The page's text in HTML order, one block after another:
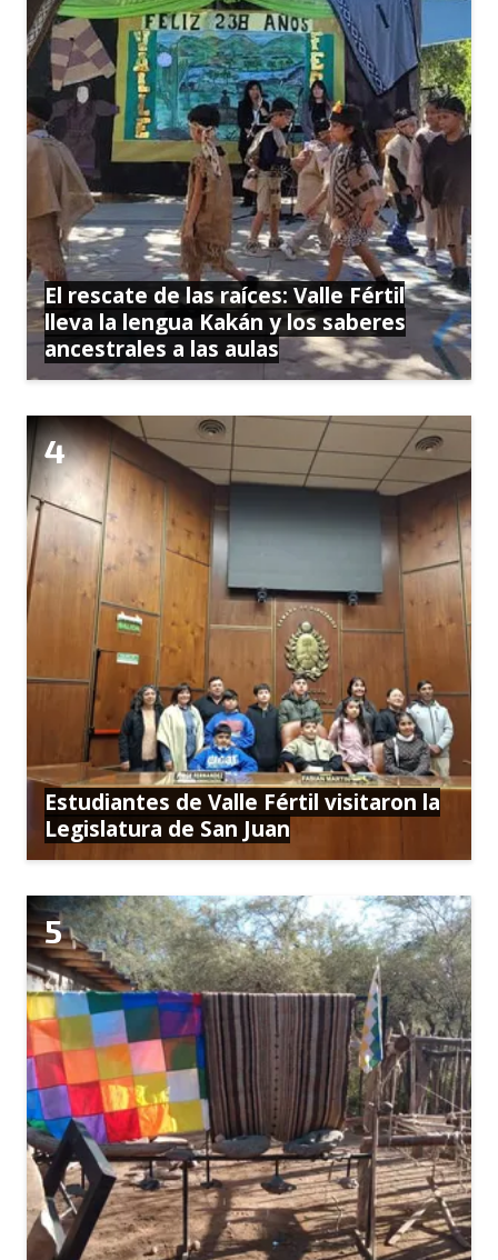
El rescate de las raíces: Valle Fértil
lleva la lengua Kakán y los saberes
ancestrales a las aulas
Estudiantes de Valle Fértil visitaron la
Legislatura de San Juan